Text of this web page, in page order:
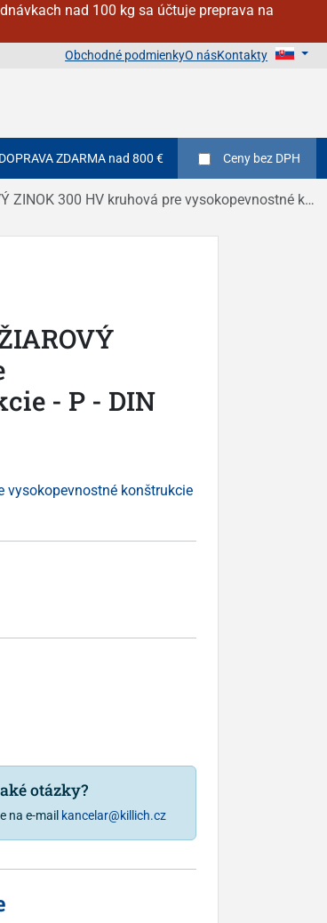
nad 100 kg sa účtuje preprava na
Obchodné podmienkyO násKontakty
DOPRAVA ZDARMA nad 800 € Ceny bez DPH
pre vysokopevnostné konštrukcie - P - DIN 6916 / EN 14399 - 6
- P - DIN
vysokopevnostné konštrukcie
otázky?
na e-mail kancelar@killich.cz